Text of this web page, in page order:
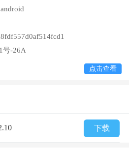
号-26A
点击查看
下载